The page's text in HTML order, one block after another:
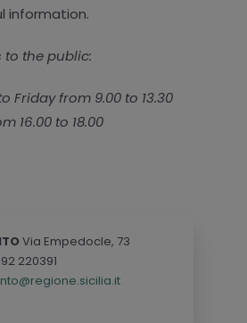
information.
to the public:
Friday from 9.00 to 13.30
16.00 to 18.00
Via Empedocle, 73
220391